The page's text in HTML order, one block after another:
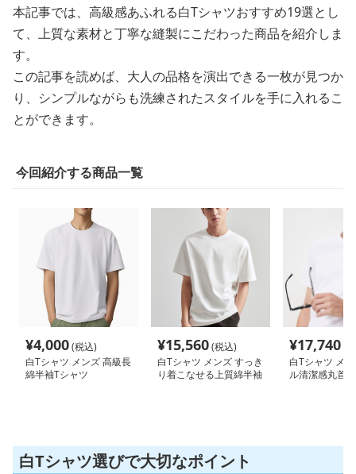
本記事では、高級感あふれる白Tシャツおすすめ19選とし
て、上質な素材と丁寧な縫製にこだわった商品を紹介しま
す。
この記事を読めば、大人の品格を演出できる一枚が見つか
り、シンプルながらも洗練されたスタイルを手に入れるこ
とができます。
今回紹介する商品一覧
¥4,000(税込)
白Tシャツ メンズ 高級長
綿半袖Tシャツ
¥15,560(税込)
白Tシャツ メンズ すっき
り着こなせる上質綿半袖
¥17,740
白Tシャツ メ
ル清潔感丸首
白Tシャツ選びで大切なポイント